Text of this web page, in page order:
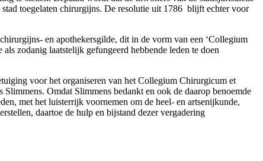
toegelaten chirurgijns. De resolutie uit 1786 blijft echter voor
en apothekersgilde, dit in de vorm van een ‘Collegium
zodanig laatstelijk gefungeerd hebbende leden te doen
voor het organiseren van het Collegium Chirurgicum et
Omdat Slimmens bedankt en ook de daarop benoemde
met het luisterrijk voornemen om de heel- en artsenijkunde,
daartoe de hulp en bijstand dezer vergadering